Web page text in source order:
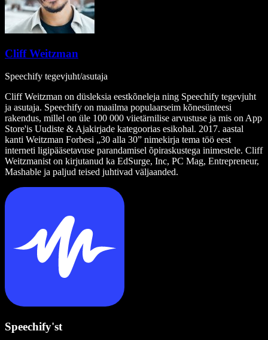
Cliff Weitzman
Speechify tegevjuht/asutaja
Cliff Weitzman on düsleksia eestkõneleja ning Speechify tegevjuht
ja asutaja. Speechify on maailma populaarseim kõnesünteesi
rakendus, millel on üle 100 000 viietärnilise arvustuse ja mis on App
Store'is Uudiste & Ajakirjade kategoorias esikohal. 2017. aastal
kanti Weitzman Forbesi „30 alla 30” nimekirja tema töö eest
interneti ligipääsetavuse parandamisel õpiraskustega inimestele. Cliff
Weitzmanist on kirjutanud ka EdSurge, Inc, PC Mag, Entrepreneur,
Mashable ja paljud teised juhtivad väljaanded.
Speechify'st